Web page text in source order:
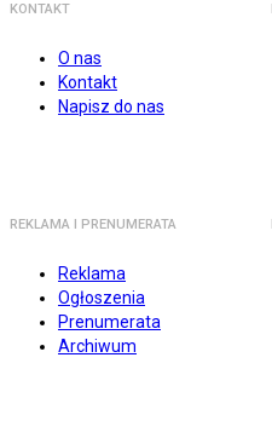
KONTAKT
O nas
Kontakt
Napisz do nas
REKLAMA I PRENUMERATA
Reklama
Ogłoszenia
Prenumerata
Archiwum